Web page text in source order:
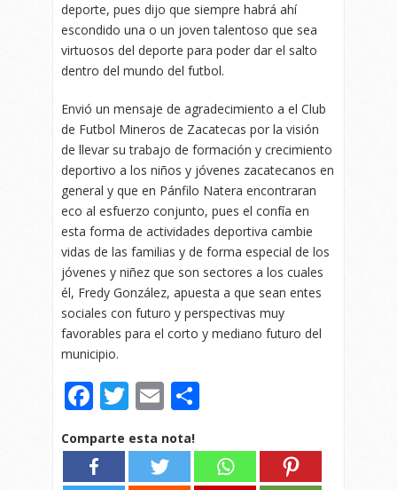
deporte, pues dijo que siempre habrá ahí
escondido una o un joven talentoso que sea
virtuosos del deporte para poder dar el salto
dentro del mundo del futbol.
Envió un mensaje de agradecimiento a el Club
de Futbol Mineros de Zacatecas por la visión
de llevar su trabajo de formación y crecimiento
deportivo a los niños y jóvenes zacatecanos en
general y que en Pánfilo Natera encontraran
eco al esfuerzo conjunto, pues el confía en
esta forma de actividades deportiva cambie
vidas de las familias y de forma especial de los
jóvenes y niñez que son sectores a los cuales
él, Fredy González, apuesta a que sean entes
sociales con futuro y perspectivas muy
favorables para el corto y mediano futuro del
municipio.
Facebook
Twitter
Email
Comparte esta nota!